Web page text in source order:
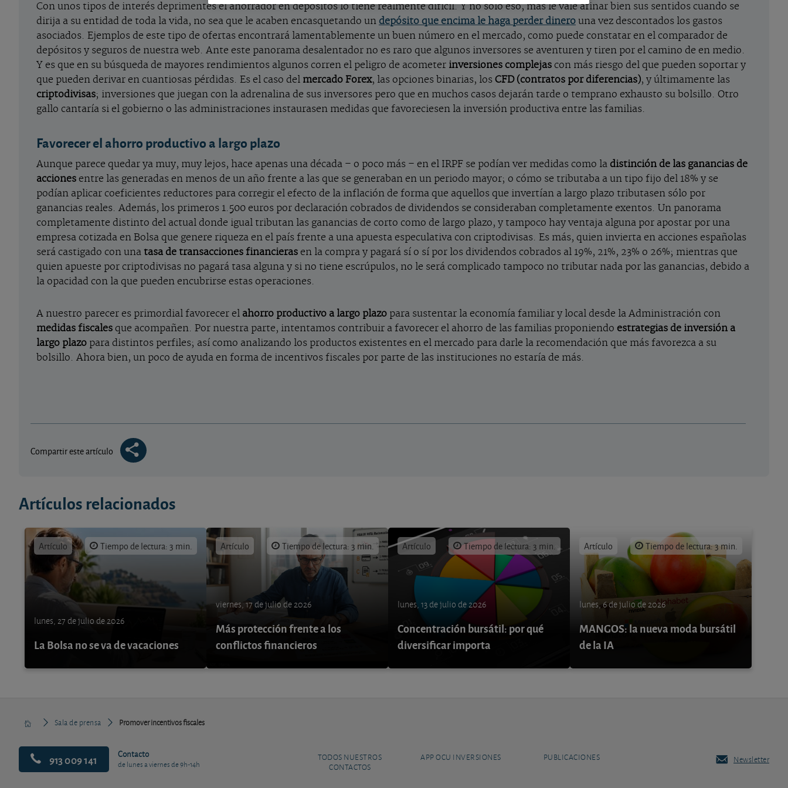
Con unos tipos de interés deprimentes el ahorrador en depósitos lo tiene realmente difícil. Y no sólo eso, más le vale afinar bien sus sentidos cuando se
dirija a su entidad de toda la vida, no sea que le acaben encasquetando un depósito que encima le haga perder dinero una vez descontados los gastos
asociados. Ejemplos de este tipo de ofertas encontrará lamentablemente un buen número en el mercado, como puede constatar en el comparador de
depósitos y seguros de nuestra web. Ante este panorama desalentador no es raro que algunos inversores se aventuren y tiren por el camino de en medio.
Y es que en su búsqueda de mayores rendimientos algunos corren el peligro de acometer inversiones complejas con más riesgo del que pueden soportar y
que pueden derivar en cuantiosas pérdidas. Es el caso del mercado Forex, las opciones binarias, los CFD (contratos por diferencias), y últimamente las
criptodivisas; inversiones que juegan con la adrenalina de sus inversores pero que en muchos casos dejarán tarde o temprano exhausto su bolsillo. Otro
gallo cantaría si el gobierno o las administraciones instaurasen medidas que favoreciesen la inversión productiva entre las familias.
Favorecer el ahorro productivo a largo plazo
Aunque parece quedar ya muy, muy lejos, hace apenas una década – o poco más – en el IRPF se podían ver medidas como la distinción de las ganancias de
acciones entre las generadas en menos de un año frente a las que se generaban en un periodo mayor; o cómo se tributaba a un tipo fijo del 18% y se
podían aplicar coeficientes reductores para corregir el efecto de la inflación de forma que aquellos que invertían a largo plazo tributasen sólo por
ganancias reales. Además, los primeros 1.500 euros por declaración cobrados de dividendos se consideraban completamente exentos. Un panorama
completamente distinto del actual donde igual tributan las ganancias de corto como de largo plazo, y tampoco hay ventaja alguna por apostar por una
empresa cotizada en Bolsa que genere riqueza en el país frente a una apuesta especulativa con criptodivisas. Es más, quien invierta en acciones españolas
será castigado con una tasa de transacciones financieras en la compra y pagará sí o sí por los dividendos cobrados al 19%, 21%, 23% o 26%; mientras que
quien apueste por criptodivisas no pagará tasa alguna y si no tiene escrúpulos, no le será complicado tampoco no tributar nada por las ganancias, debido a
la opacidad con la que pueden encubrirse estas operaciones.
A nuestro parecer es primordial favorecer el ahorro productivo a largo plazo para sustentar la economía familiar y local desde la Administración con
medidas fiscales que acompañen. Por nuestra parte, intentamos contribuir a favorecer el ahorro de las familias proponiendo estrategias de inversión a
largo plazo para distintos perfiles; así como analizando los productos existentes en el mercado para darle la recomendación que más favorezca a su
bolsillo. Ahora bien, un poco de ayuda en forma de incentivos fiscales por parte de las instituciones no estaría de más.
Compartir este artículo
Artículos relacionados
Artículo Tiempo de lectura: 3 min.
lunes, 27 de julio de 2026
La Bolsa no se va de vacaciones
Artículo Tiempo de lectura: 3 min.
viernes, 17 de julio de 2026
Más protección frente a los
conflictos financieros
Artículo Tiempo de lectura: 3 min.
lunes, 13 de julio de 2026
Concentración bursátil: por qué
diversificar importa
Artículo Tiempo de lectura: 3 min.
lunes, 6 de julio de 2026
MANGOS: la nueva moda bursátil
de la IA
Sala de prensa Promover incentivos fiscales
913 009 141 Contacto
de lunes a viernes de 9h-14h
TODOS NUESTROS
CONTACTOS
APP OCU INVERSIONES PUBLICACIONES Newsletter